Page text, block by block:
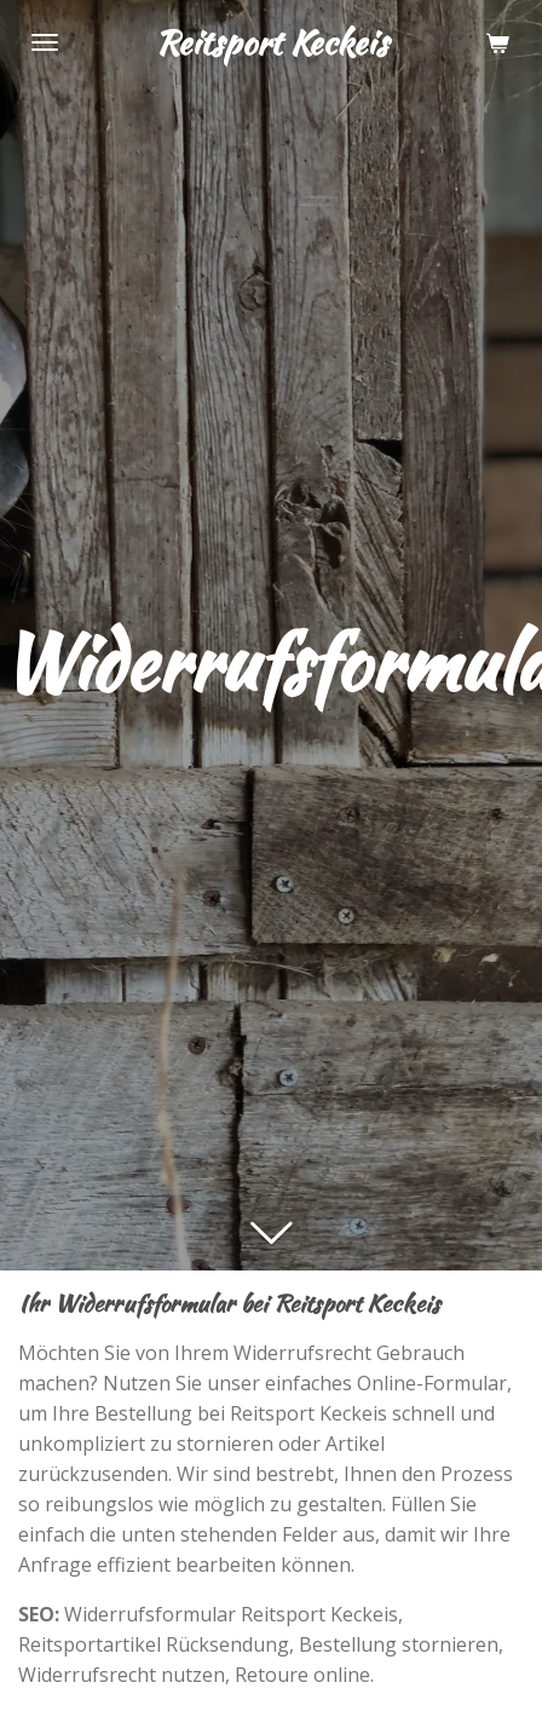
Zum
Hauptinhalt
springen
Reitsport Keckeis
Ihr Widerrufsformular bei Reitsport Keckeis
Möchten Sie von Ihrem Widerrufsrecht Gebrauch
machen? Nutzen Sie unser einfaches Online-Formular,
um Ihre Bestellung bei Reitsport Keckeis schnell und
unkompliziert zu stornieren oder Artikel
zurückzusenden. Wir sind bestrebt, Ihnen den Prozess
so reibungslos wie möglich zu gestalten. Füllen Sie
einfach die unten stehenden Felder aus, damit wir Ihre
Anfrage effizient bearbeiten können.
SEO:Widerrufsformular Reitsport Keckeis,
Reitsportartikel Rücksendung, Bestellung stornieren,
Widerrufsrecht nutzen, Retoure online.